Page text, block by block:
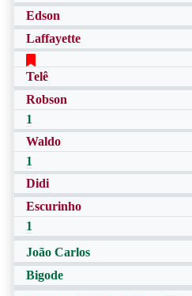
Edson
Laffayette
Telê
Robson
1
Waldo
1
Didi
Escurinho
1
João Carlos
Bigode